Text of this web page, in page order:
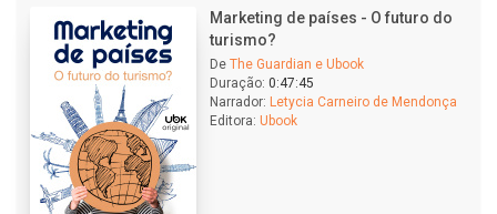
Marketing de países - O futuro do
turismo?
De The Guardian e Ubook
Duração: 0:47:45
Narrador: Letycia Carneiro de Mendonça
Editora: Ubook